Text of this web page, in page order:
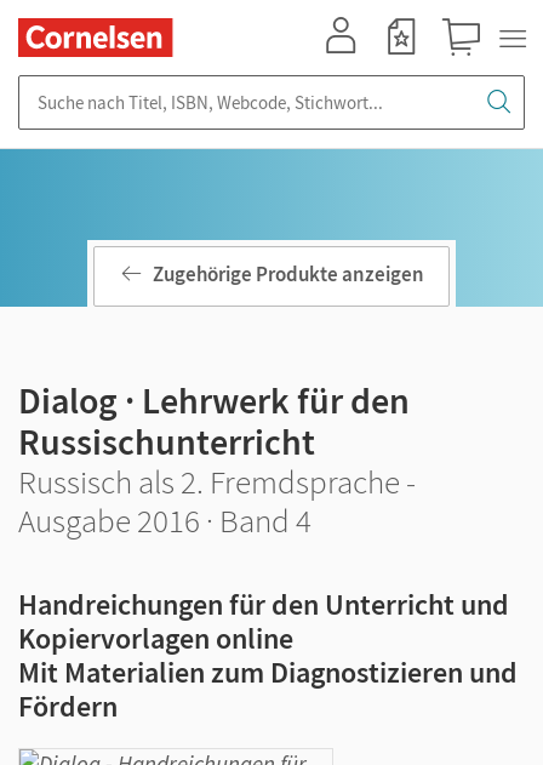
Zugehörige Produkte anzeigen
Dialog · Lehrwerk für den
Russischunterricht
Russisch als 2. Fremdsprache -
Ausgabe 2016 · Band 4
Handreichungen für den Unterricht und
Kopiervorlagen online
Mit Materialien zum Diagnostizieren und
Fördern